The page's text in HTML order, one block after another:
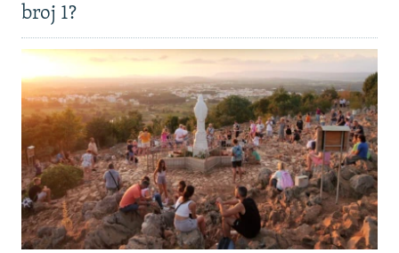
broj 1?